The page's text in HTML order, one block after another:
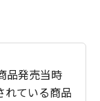
品発売当時
れている商品